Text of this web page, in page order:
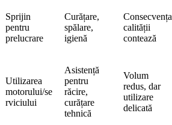
Sprijin
pentru
prelucrare
Curățare,
spălare,
igienă
Consecvența
calității
contează
Utilizarea
motorului/se
rviciului
Asistență
pentru
răcire,
curățare
tehnică
Volum
redus, dar
utilizare
delicată